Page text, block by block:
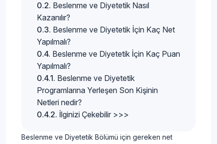
Beslenme ve Diyetetik Nasıl
Kazanılır?
Beslenme ve Diyetetik İçin Kaç Net
Yapılmalı?
Beslenme ve Diyetetik İçin Kaç Puan
Yapılmalı?
Beslenme ve Diyetetik
Programlarına Yerleşen Son Kişinin
Netleri nedir?
İlginizi Çekebilir >>>
Beslenme ve Diyetetik Bölümü için gereken net